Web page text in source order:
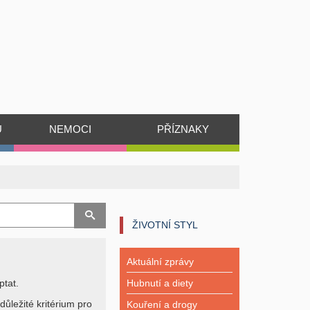
NEMOCI PŘÍZNAKY
kritérium pro
ŽIVOTNÍ STYL
Aktuální zprávy
Hubnutí a diety
Kouření a drogy